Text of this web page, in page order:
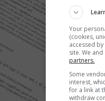
Your
(cookies,
accessed
site. We
partners.
Some
interest,
for a link at
withdraw